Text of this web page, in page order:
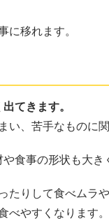
に移れます。
てきます。
、苦手なものに
食事の形状も大き
りして食べムラや
べやすくなります。